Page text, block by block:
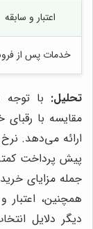
اعتبار و سابقه
خدمات پس از
تحلیل: با
مقایسه با
ارائه می‌دهد.
پیش پرداخت
جمله مزایای
همچنین،
دیگر دلایل